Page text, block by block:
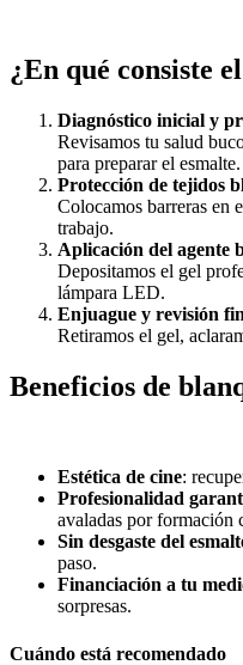
¿En qué consiste
Diagnóstico inicial y
Revisamos tu salud
para preparar el esmalte.
Protección de tejidos
Colocamos barreras en
trabajo.
Aplicación del agente
Depositamos el gel
lámpara LED.
Enjuague y revisión
Retiramos el gel,
Beneficios de
Estética de cine:
Profesionalidad
avaladas por formación
Sin desgaste del
paso.
Financiación a tu
sorpresas.
Cuándo está recomendado